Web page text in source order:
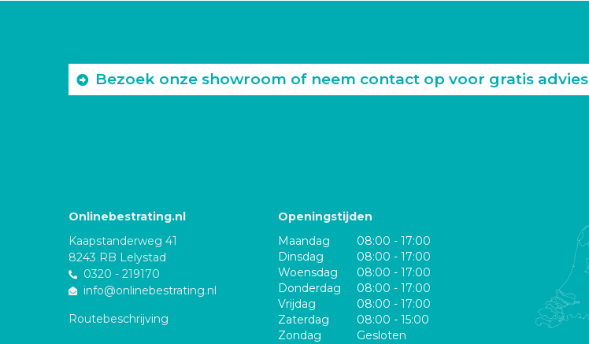
Bezoek onze showroom of neem contact op voor gratis advies
Onlinebestrating.nl
Kaapstanderweg 41
8243 RB Lelystad
0320 - 219170
info@onlinebestrating.nl
Routebeschrijving
Openingstijden
Maandag
08:00 - 17:00
Dinsdag
08:00 - 17:00
Woensdag
08:00 - 17:00
Donderdag
08:00 - 17:00
Vrijdag
08:00 - 17:00
Zaterdag
08:00 - 15:00
Zondag
Gesloten